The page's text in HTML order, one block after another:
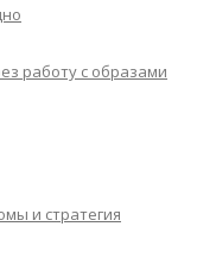
работу с образами
и стратегия